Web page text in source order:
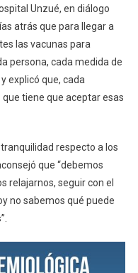
Unzué, en diálogo
atrás que para llegar a
las vacunas para
persona, cada medida de
explicó que, cada
tiene que aceptar esas
respecto a los
que “debemos
relajarnos, seguir con el
no sabemos qué puede